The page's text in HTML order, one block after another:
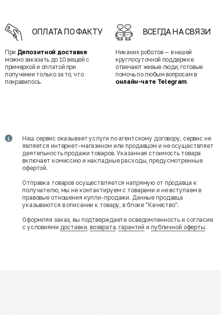
ОПЛАТА ПО ФАКТУ
При Депозитной доставке
можно заказать до 10 вещей с
примеркой и оплатой при
получении только за то, что
понравилось.
ВСЕГДА НА СВЯЗИ
Никаких роботов — в нашей
круглосуточной поддержке
отвечают живые люди, готовые
помочь по любым вопросам в
онлайн-чате Telegram.
Наш сервис оказывает услуги по агентскому договору, сервис не
является интернет-магазином или продавцом и не осуществляет
деятельность продажи товаров. Указанная стоимость товара
включает комиссию и накладные расходы, предусмотренные
офертой.
Отправка товаров осуществляется напрямую от продавца к
получателю, мы не контактируем с товарами и не вступаем в
правовые отношения купли-продажи. Данные продавца
указываются в описании к товару, в блоке "Качество".
Оформляя заказ, вы подтверждаете осведомленность и согласие
с условиями доставки,возврата,гарантий и публичной оферты.